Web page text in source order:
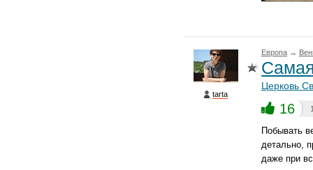
tarta
Европа →
Церковь
16
Побывать
детально,
даже при